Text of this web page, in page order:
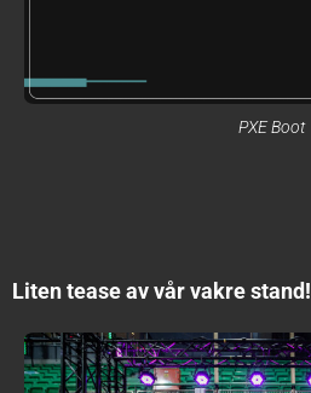
PXE Boot
Liten tease av vår vakre stand!